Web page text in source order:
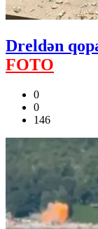
Dreldən
FOTO
0
0
146